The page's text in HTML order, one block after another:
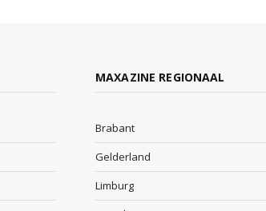
MAXAZINE REGIONAAL
Brabant
Gelderland
Limburg